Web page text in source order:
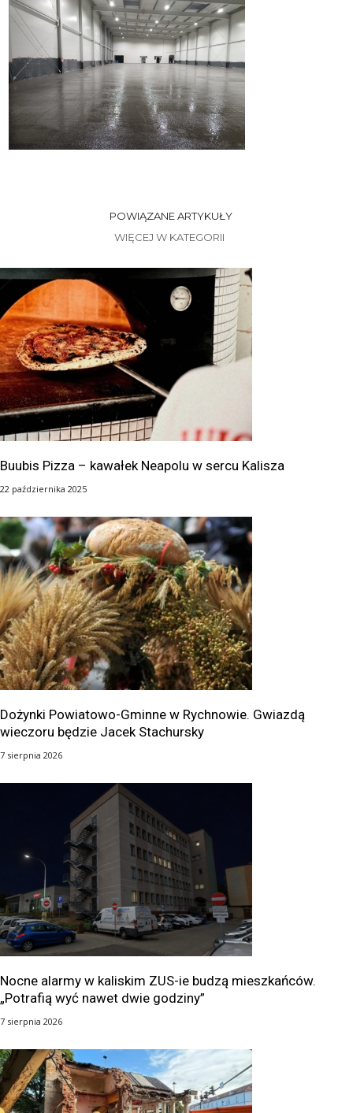
POWIĄZANE ARTYKUŁY
WIĘCEJ W KATEGORII
Buubis Pizza – kawałek Neapolu w sercu Kalisza
22 października 2025
Dożynki Powiatowo-Gminne w Rychnowie. Gwiazdą
wieczoru będzie Jacek Stachursky
7 sierpnia 2026
Nocne alarmy w kaliskim ZUS-ie budzą mieszkańców.
„Potrafią wyć nawet dwie godziny”
7 sierpnia 2026